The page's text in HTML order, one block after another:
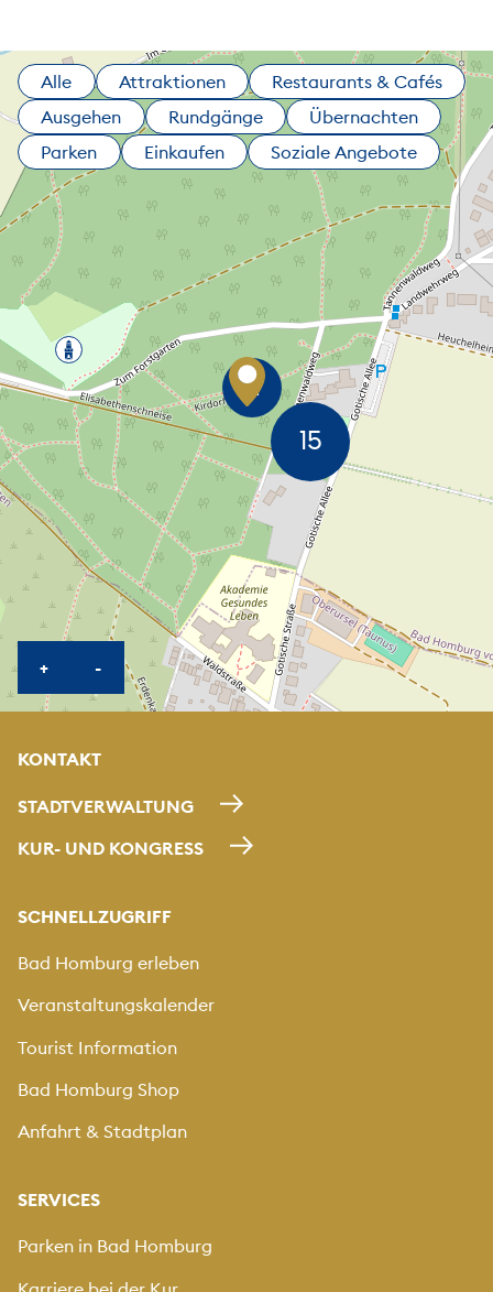
Alle Attraktionen
Restaurants & Cafés
Ausgehen
Rundgänge
Übernachten
Parken
Einkaufen Soziale Angebote
+KARTE HEREINZOOMEN
-KARTE HERAUSZOOMEN
KONTAKT
STADTVERWALTUNG
KUR- UND KONGRESS
SCHNELLZUGRIFF
Bad Homburg erleben
Veranstaltungskalender
Tourist Information
Bad Homburg Shop
Anfahrt & Stadtplan
SERVICES
Parken in Bad Homburg